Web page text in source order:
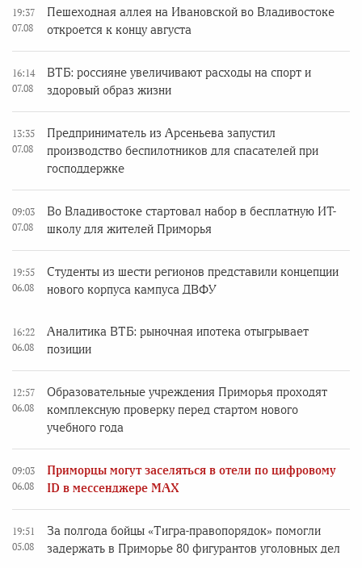
19:37
07.08
Пешеходная аллея на Ивановской во Владивостоке
откроется к концу августа
16:14
07.08
ВТБ: россияне увеличивают расходы на спорт и
здоровый образ жизни
13:35
07.08
Предприниматель из Арсеньева запустил
производство беспилотников для спасателей при
господдержке
09:03
07.08
Во Владивостоке стартовал набор в бесплатную ИТ-
школу для жителей Приморья
19:55
06.08
Студенты из шести регионов представили концепции
нового корпуса кампуса ДВФУ
16:22
06.08
Аналитика ВТБ: рыночная ипотека отыгрывает
позиции
12:57
06.08
Образовательные учреждения Приморья проходят
комплексную проверку перед стартом нового
учебного года
09:03
06.08
Приморцы могут заселяться в отели по цифровому
ID в мессенджере MAX
19:51
05.08
За полгода бойцы «Тигра-правопорядок» помогли
задержать в Приморье 80 фигурантов уголовных дел